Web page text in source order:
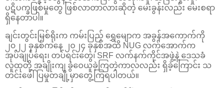
ပဋိပက္ခဖြစ်မှုတွေ ဖြစ်လာတာလားဆိုတဲ့ မေးခွန်းလည်း မေးစရာ
ရှိနေတာပါ။
ချင်းတွင်းမြစ်ရိုးက ကမ်းပြည့် ရွှေမျောက အခွန်အကောက်ကို
၂၀၂၂ ခုနှစ်ကနေ ၂၀၂၄ ခုနှစ်အထိ NUG လက်အောက်က
အုပ်ချုပ်ရေး၊ တပ်ရင်းတွေ၊ SRF လက်နက်ကိုင်အဖွဲ့နဲ့ ဒေသခံ
လူထုတို့ အချိုးကျ ခွဲဝေယူခဲ့ကြတဲ့ကာလလည်း ရှိခဲ့ကြောင်း သ
တင်းဖေါ်ပြမှုတချို့မှာတွေ့ကြရပါတယ်။